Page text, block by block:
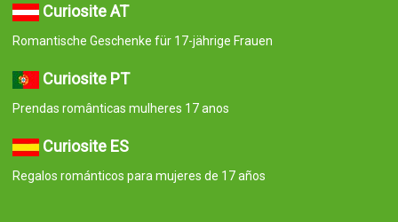
Curiosite AT
Romantische Geschenke für 17-jährige Frauen
Curiosite PT
Prendas românticas mulheres 17 anos
Curiosite ES
Regalos románticos para mujeres de 17 años